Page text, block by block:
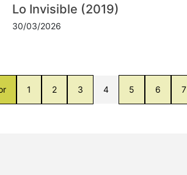
Lo Invisible (2019)
30/03/2026
1 2 3 4 5 6 7